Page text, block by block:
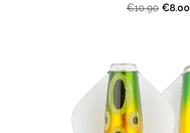
€10.90 €8.00